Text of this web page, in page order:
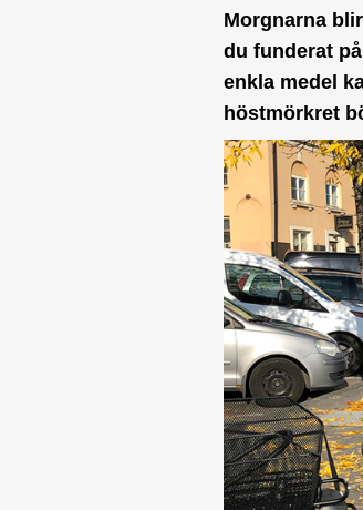
Morgnarna
du funderat
enkla medel
höstmörkret